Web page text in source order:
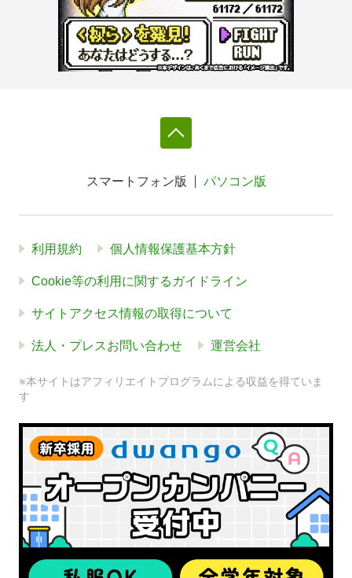
スマートフォン版 パソコン版
利用規約 個人情報保護基本方針
Cookie等の利用に関するガイドライン
サイトアクセス情報の取得について
法人・プレスお問い合わせ 運営会社
※本サイトはアフィリエイトプログラムによる収益を得ていま
す